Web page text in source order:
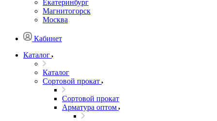
Екатеринбург
Магнитогорск
Москва
Кабинет
Каталог
Каталог
Сортовой прокат
Сортовой прокат
Арматура оптом